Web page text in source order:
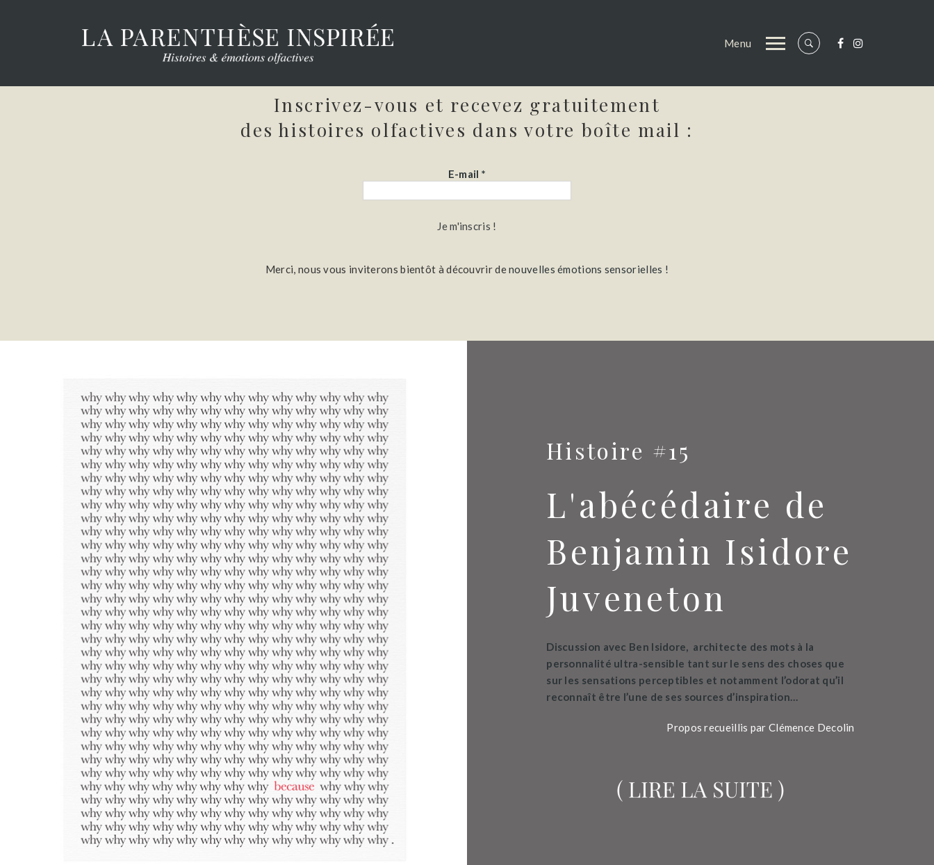
Menu
Inscrivez-vous et recevez gratuitement
des histoires olfactives dans votre boîte mail :
E-mail *
Merci, nous vous inviterons bientôt à découvrir denouvelles émotions sensorielles !
Histoire #15
L'abécédaire de
Benjamin Isidore
Juveneton
Discussion avec Ben Isidore, architecte des mots à la
personnalité ultra-sensible tant sur le sens des choses que
sur les sensations perceptibles et notamment l’odorat qu’il
reconnaît être l’une de ses sources d’inspiration…
Propos recueillis par Clémence Decolin